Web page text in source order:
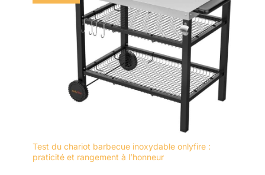
Test du chariot barbecue inoxydable onlyfire :
praticité et rangement à l’honneur